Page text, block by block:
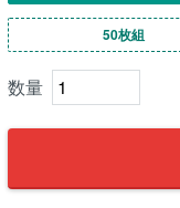
50枚組